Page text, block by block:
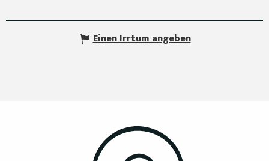
Einen Irrtum angeben